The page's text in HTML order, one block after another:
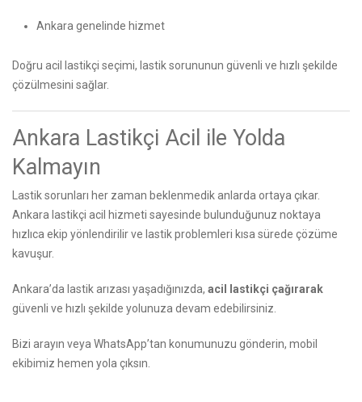
Ankara genelinde hizmet
Doğru acil lastikçi seçimi, lastik sorununun güvenli ve hızlı şekilde
çözülmesini sağlar.
Ankara Lastikçi Acil ile Yolda
Kalmayın
Lastik sorunları her zaman beklenmedik anlarda ortaya çıkar.
Ankara lastikçi acil hizmeti sayesinde bulunduğunuz noktaya
hızlıca ekip yönlendirilir ve lastik problemleri kısa sürede çözüme
kavuşur.
Ankara’da lastik arızası yaşadığınızda, acil lastikçi çağırarak
güvenli ve hızlı şekilde yolunuza devam edebilirsiniz.
Bizi arayın veya WhatsApp’tan konumunuzu gönderin, mobil
ekibimiz hemen yola çıksın.